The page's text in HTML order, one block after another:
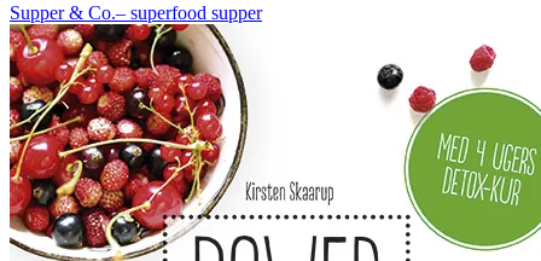
Supper & Co.– superfood supper